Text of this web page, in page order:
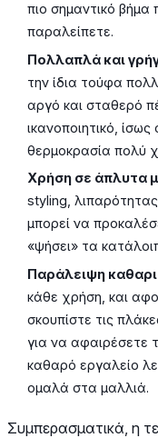
πιο σημαντικό βήμα
παραλείπετε.
Πολλαπλά και
την ίδια τούφα
αργό και σταθερό
ικανοποιητικό,
θερμοκρασία πολύ
Χρήση σε άπλυτα
styling,
μπορεί να
«ψήσει» τα
Παράλειψη
κάθε χρήση, και
σκουπίστε τις
για να αφαιρέσετε
καθαρό εργαλείο
ομαλά στα μαλλιά.
Συμπερασματικά, η